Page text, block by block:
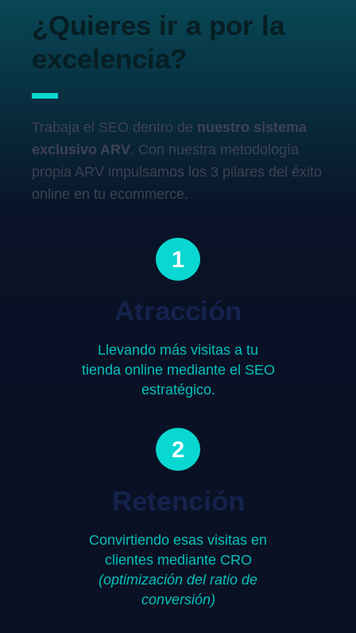
¿Quieres ir a por la
excelencia?
Trabaja el SEO dentro de nuestro sistema
exclusivo ARV. Con nuestra metodología
propia ARV impulsamos los 3 pilares del éxito
online en tu ecommerce.
1
Atracción
Llevando más visitas a tu
tienda online mediante el SEO
estratégico.
2
Retención
Convirtiendo esas visitas en
clientes mediante CRO
(optimización del ratio de
conversión)